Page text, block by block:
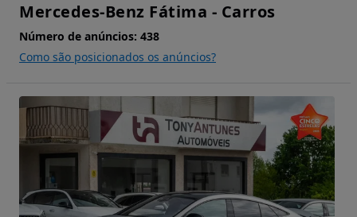
Mercedes-Benz Fátima - Carros
Número de anúncios: 438
Como são posicionados os anúncios?